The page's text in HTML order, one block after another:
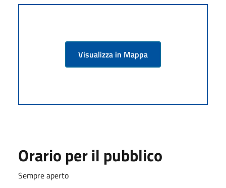
Visualizza in Mappa
Orario per il pubblico
Sempre aperto